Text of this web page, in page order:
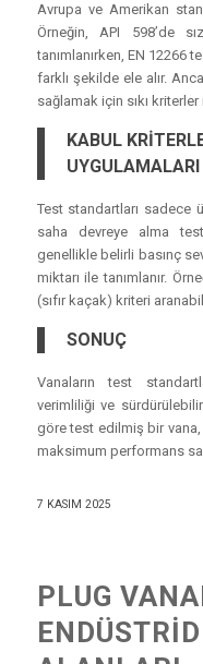
Avrupa ve Amerikan
Örneğin, API 598’de
tanımlanırken, EN 12266
farklı şekilde ele alır.
sağlamak için sıkı kriterler
KABUL
UYGULAMALARI
Test standartları sadece
saha devreye alma
genellikle belirli basınç
miktarı ile tanımlanır.
(sıfır kaçak) kriteri
SONUÇ
Vanaların test
verimliliği ve
göre test edilmiş bir
maksimum performans
7 KASIM 2025
PLUG